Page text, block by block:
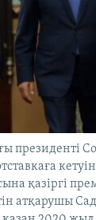
президенті
қазіргі
атқарушы